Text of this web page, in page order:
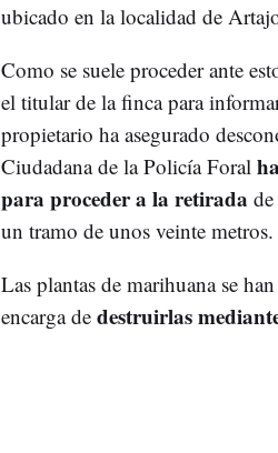
ubicado en la localidad de
Como se suele proceder ante
el titular de la finca para
propietario ha asegurado
Ciudadana de la Policía Foral
para proceder a la retirada
un tramo de unos veinte metros.
Las plantas de marihuana se
encarga de destruirlas